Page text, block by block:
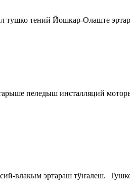
тушко тений Йошкар-Олаште
пеледыш инсталляций
влакым эртараш тӱҥалеш.